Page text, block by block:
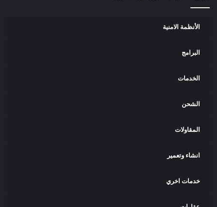
الأنظمة الامنية
البرامج
الخدمات
الشحن
المقاولات
انشاء وتعمير
خدمات اخري